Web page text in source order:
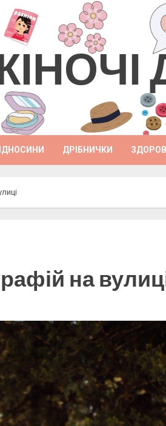
ДРІБНИЧКИ
на